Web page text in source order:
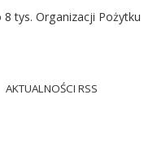
tys. Organizacji Pożytku
AKTUALNOŚCI RSS